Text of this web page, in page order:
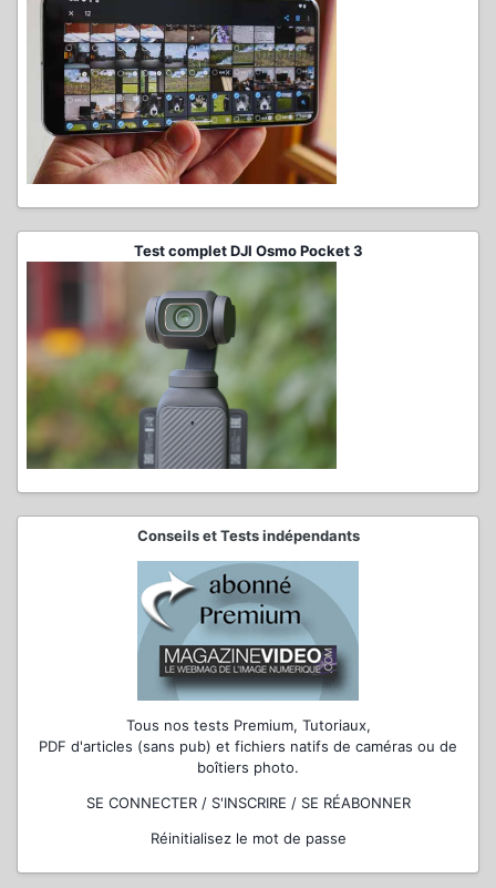
Test complet DJI Osmo Pocket 3
Conseils et Tests indépendants
Tous nos tests Premium, Tutoriaux,
PDF d'articles (sans pub) et fichiers natifs de caméras ou de
boîtiers photo.
SE CONNECTER / S'INSCRIRE / SE RÉABONNER
Réinitialisez le mot de passe